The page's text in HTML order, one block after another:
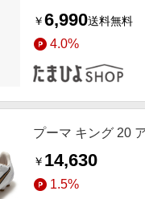
￥6,990送料無料
4.0%
プーマ キング 20
￥ 14,630
1.5%